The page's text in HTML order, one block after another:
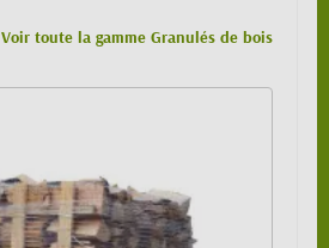
Voir toute la gamme Granulés de bois